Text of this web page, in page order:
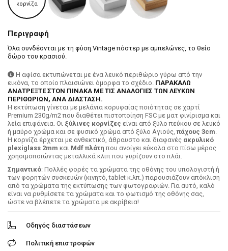
κορνίζα
Περιγραφή
Όλα συνδέονται με τη φύση.Vintage πόστερ με αμπελώνες, το θείο
δώρο του κρασιού.
Η αφίσα εκτυπώνεται με ένα λευκό περιθώριο γύρω από την
εικόνα, το οποίο πλαισιώνει όμορφα το σχέδιο. ΠΑΡΑΚΑΛΩ
ΑΝΑΤΡΕΞΤΕ ΣΤΟΝ ΠΙΝΑΚΑ ΜΕ ΤΙΣ ΑΝΑΛΟΓΙΕΣ ΤΩΝ ΛΕΥΚΩΝ
ΠΕΡΙΘΩΡΙΩΝ, ΑΝΑ ΔΙΑΣΤΑΣΗ.
H εκτύπωση γίνεται με μελάνια κορυφαίας ποιότητας σε χαρτί
Premium 230g/m2 που διαθέτει πιστοποίηση FSC με ματ φινίρισμα και
λεία επιφάνεια. Οι ξύλινες κορνίζες είναι από ξύλο πεύκου σε λευκό
ή μαύρο χρώμα και σε φυσικό χρώμα από ξύλο Αγιούς, πάχους 3cm.
Η κορνίζα έρχεται με ανθεκτικό, άθραυστο και διαφανές ακρυλικό
plexiglass 2mm και Mdf πλάτη που ανοίγει εύκολα στο πίσω μέρος
χρησιμοποιώντας μεταλλικά κλιπ που γυρίζουν στο πλάι.
Σημαντικό: Πολλές φορές τα χρώματα της οθόνης του υπολογιστή ή
των φορητών συσκευών (κινητό, tablet κ.λπ.) παρουσιάζουν απόκλιση
από τα χρώματα της εκτύπωσης των φωτογραφιών. Για αυτό, καλό
είναι να ρυθμίσετε τα χρώματα και το φωτισμό της οθόνης σας,
ώστε να βλέπετε τα χρώματα με ακρίβεια!
Οδηγός διαστάσεων
Πολιτική επιστροφών